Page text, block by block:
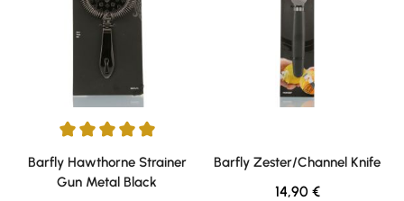
Durchschnittliche Bewertung von 5 von 5 Sternen
Barfly Hawthorne Strainer
Gun Metal Black
Barfly Zester/Channel Knife
Regulärer Preis:
14,90 €